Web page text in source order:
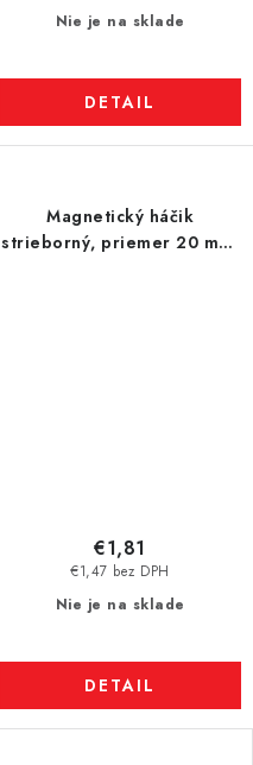
Nie je na sklade
DETAIL
Magnetický háčik
strieborný, priemer 20 mm,
Nie je na sklade
€1,47 bez DPH
€1,81
DETAIL